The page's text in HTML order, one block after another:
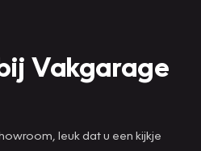
Vakgarage
leuk dat u een kijkje